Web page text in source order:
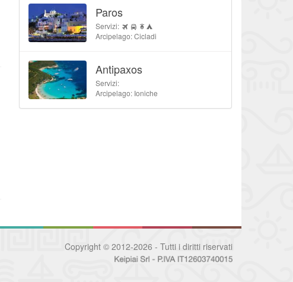
Paros
Servizi:
Arcipelago: Cicladi
Antipaxos
Servizi:
Arcipelago: Ioniche
Copyright © 2012-2026 - Tutti i diritti riservati